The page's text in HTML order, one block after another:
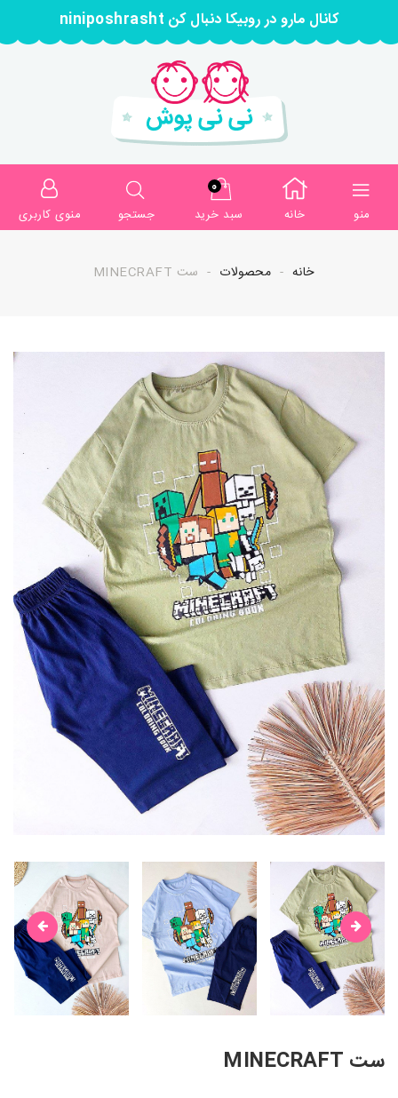
کانال مارو در روبیکا دنبال کن niniposhrasht
منو خانه
0
سبد خرید
جستجو منوی کاربری
خانه محصولات ست MINECRAFT
ست MINECRAFT